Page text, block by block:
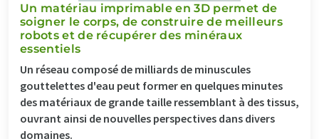
Un matériau imprimable en 3D permet de
soigner le corps, de construire de meilleurs
robots et de récupérer des minéraux
essentiels
Un réseau composé de milliards de minuscules
gouttelettes d'eau peut former en quelques minutes
des matériaux de grande taille ressemblant à des tissus,
ouvrant ainsi de nouvelles perspectives dans divers
domaines.